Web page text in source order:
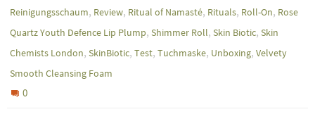
Reinigungsschaum, Review, Ritual of Namasté, Rituals, Roll-On, Rose
Quartz Youth Defence Lip Plump, Shimmer Roll, Skin Biotic, Skin
Chemists London, SkinBiotic, Test, Tuchmaske, Unboxing, Velvety
Smooth Cleansing Foam
0